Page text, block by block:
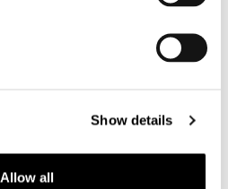
Show details
Allow all